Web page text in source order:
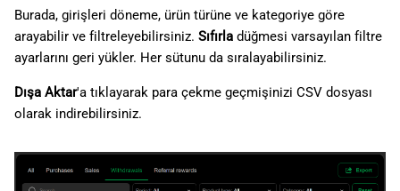
Burada, girişleri döneme, ürün türüne ve kategoriye göre
arayabilir ve filtreleyebilirsiniz. Sıfırla düğmesi varsayılan filtre
ayarlarını geri yükler. Her sütunu da sıralayabilirsiniz.
Dışa Aktar'a tıklayarak para çekme geçmişinizi CSV dosyası
olarak indirebilirsiniz.